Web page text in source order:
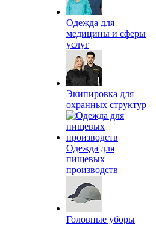
Одежда для
медицины и сферы
услуг
Экипировка для
охранных структур
Одежда для
пищевых
производств
Головные уборы